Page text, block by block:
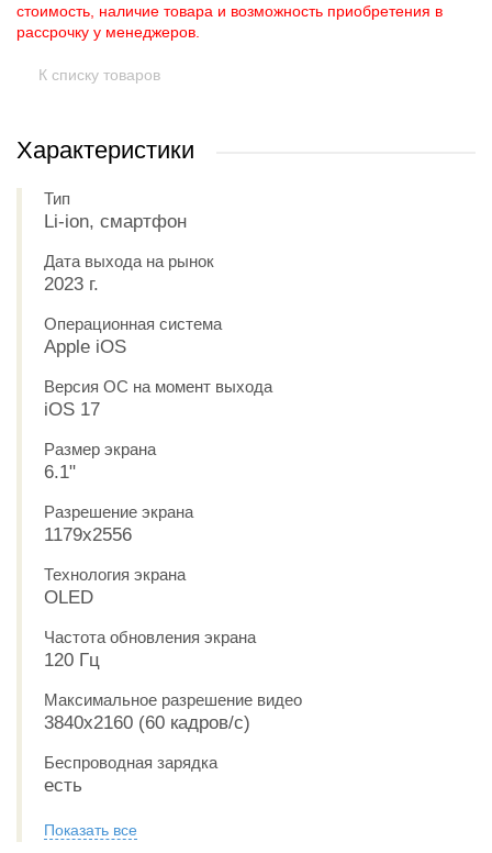
стоимость, наличие товара и возможность приобретения в
рассрочку у менеджеров.
К списку товаров
Характеристики
Тип
Li-ion, смартфон
Дата выхода на рынок
2023 г.
Операционная система
Apple iOS
Версия ОС на момент выхода
iOS 17
Размер экрана
6.1"
Разрешение экрана
1179x2556
Технология экрана
OLED
Частота обновления экрана
120 Гц
Максимальное разрешение видео
3840x2160 (60 кадров/с)
Беспроводная зарядка
есть
Показать все